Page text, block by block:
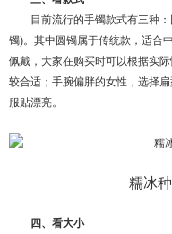
目前流行的手镯款式有三种
镯)。其中圆镯属于传统款，适合
佩戴，大家在购买时可以根据实
较合适；手腕偏胖的女性，选择
服贴漂亮。
糯冰
四、看大小